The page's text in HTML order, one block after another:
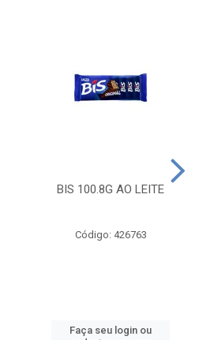
BIS 100.8G AO LEITE
Código: 426763
Faça seu login ou